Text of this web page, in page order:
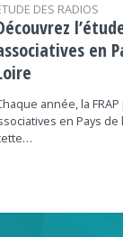
DES RADIOS
en
année, la
en Pays de